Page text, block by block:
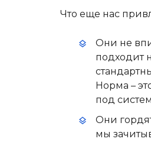
Что еще нас
Они не
подходит
Норма –
под
Они
мы